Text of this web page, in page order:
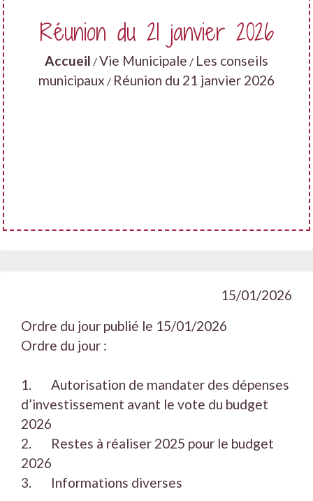
Réunion du 21 janvier 2026
Accueil /Vie Municipale / Les conseils
municipaux / Réunion du 21 janvier 2026
15/01/2026
Ordre du jour publié le 15/01/2026
Ordre du jour :
1. Autorisation de mandater des dépenses
d’investissement avant le vote du budget
2026
2. Restes à réaliser 2025 pour le budget
2026
3. Informations diverses